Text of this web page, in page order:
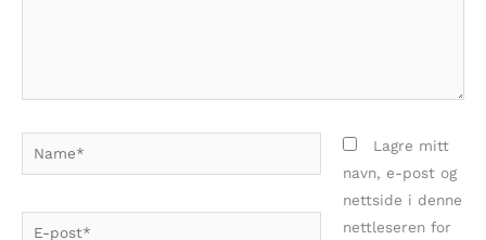
Lagre mitt
navn, e-post og
nettside i denne
nettleseren for